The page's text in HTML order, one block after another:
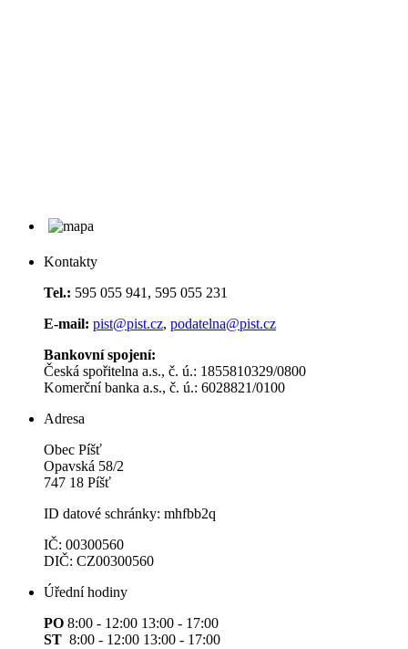
Kontakty
Tel.: 595 055 941, 595 055 231
E-mail: pist@pist.cz, podatelna@pist.cz
Bankovní spojení:
Česká spořitelna a.s., č. ú.: 1855810329/0800
Komerční banka a.s., č. ú.: 6028821/0100
Adresa
Obec Píšť
Opavská 58/2
747 18 Píšť
ID datové schránky: mhfbb2q
IČ: 00300560
DIČ: CZ00300560
Úřední hodiny
PO 8:00 - 12:00 13:00 - 17:00
ST 8:00 - 12:00 13:00 - 17:00